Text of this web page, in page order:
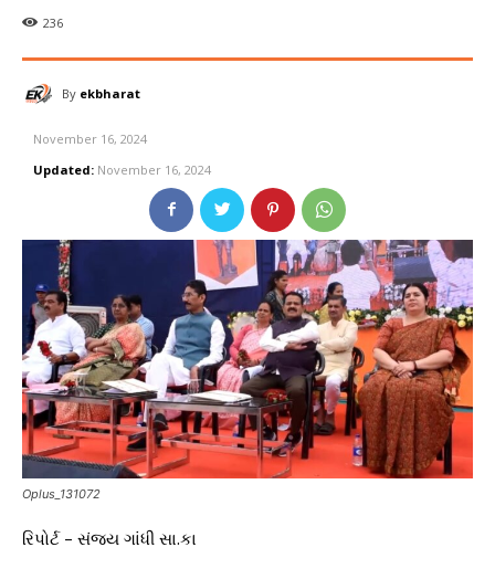
236
By ekbharat
November 16, 2024
Updated: November 16, 2024
Oplus_131072
રિપોર્ટ – સંજય ગાંધી સા.કા